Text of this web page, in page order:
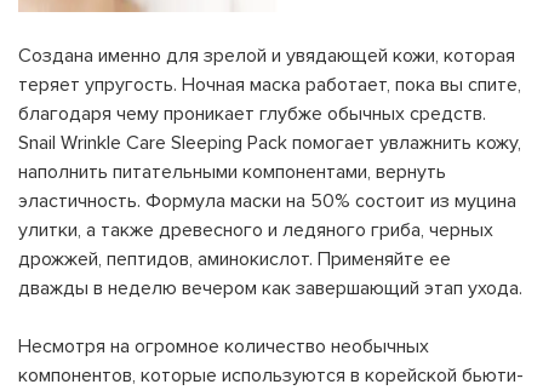
Создана именно для зрелой и увядающей кожи, которая
теряет упругость. Ночная маска работает, пока вы спите,
благодаря чему проникает глубже обычных средств.
Snail Wrinkle Care Sleeping Pack помогает увлажнить кожу,
наполнить питательными компонентами, вернуть
эластичность. Формула маски на 50% состоит из муцина
улитки, а также древесного и ледяного гриба, черных
дрожжей, пептидов, аминокислот. Применяйте ее
дважды в неделю вечером как завершающий этап ухода.
Несмотря на огромное количество необычных
компонентов, которые используются в корейской бьюти-